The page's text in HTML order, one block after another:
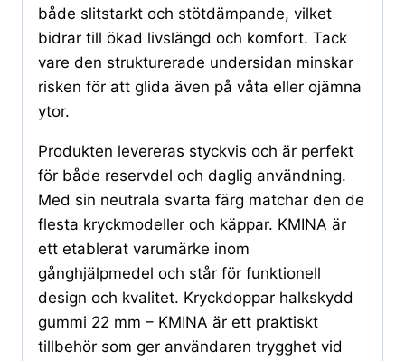
både slitstarkt och stötdämpande, vilket
bidrar till ökad livslängd och komfort. Tack
vare den strukturerade undersidan minskar
risken för att glida även på våta eller ojämna
ytor.
Produkten levereras styckvis och är perfekt
för både reservdel och daglig användning.
Med sin neutrala svarta färg matchar den de
flesta kryckmodeller och käppar. KMINA är
ett etablerat varumärke inom
gånghjälpmedel och står för funktionell
design och kvalitet. Kryckdoppar halkskydd
gummi 22 mm – KMINA är ett praktiskt
tillbehör som ger användaren trygghet vid